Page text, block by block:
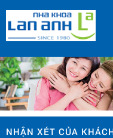
NHẬN XÉT CỦA